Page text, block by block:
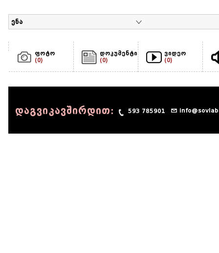
ენა
ფოტო
(0)
დოკუმენტი
(0)
ვიდეო
(0)
დაგვიკავშირდით: 593 785901